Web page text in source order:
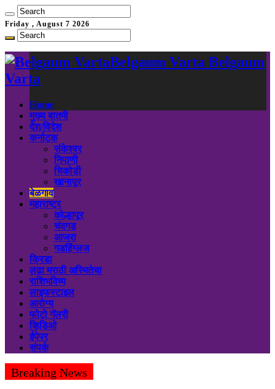
Friday , August 7 2026
Belgaum Varta Belgaum
Varta
Home
मुख्य बातमी
देश/विदेश
कर्नाटक
संकेश्वर
निपाणी
चिकोडी
खानापूर
बेळगाव
महाराष्ट्र
कोल्हापूर
चंदगड
आजरा
गडहिंग्लज
क्रिडा
लढा मराठी अस्मितेचा
राशिभविष्य
लाइफस्टाइल
आरोग्य
फोटो गॅलरी
व्हिडिओ
ईपेपर
संपर्क
Breaking News